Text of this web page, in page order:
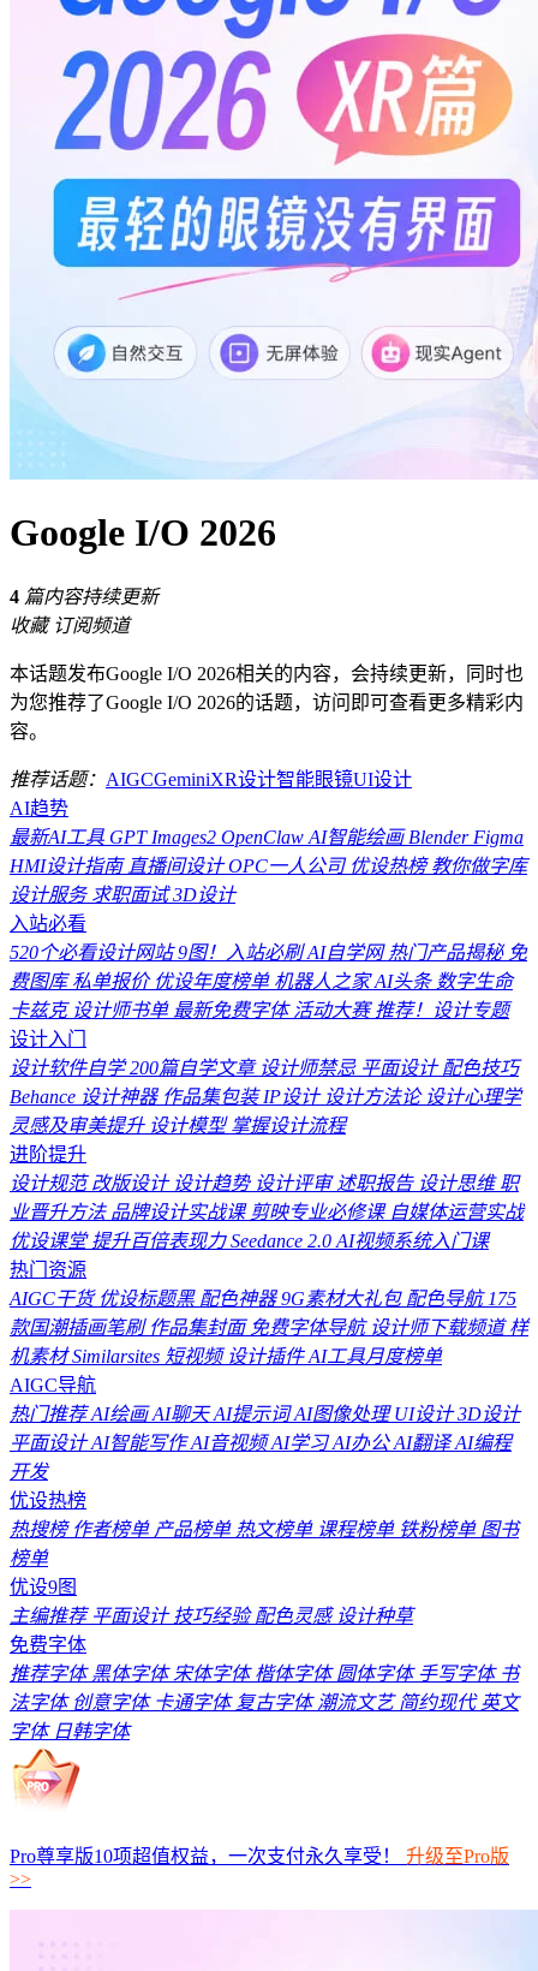
Google I/O 2026
4 篇内容持续更新
收藏 订阅频道
本话题发布Google I/O 2026相关的内容，会持续更新，同时也
为您推荐了Google I/O 2026的话题，访问即可查看更多精彩内
容。
推荐话题： AIGCGeminiXR设计智能眼镜UI设计
AI趋势
最新AI工具 GPT Images2 OpenClaw AI智能绘画BlenderFigma
HMI设计指南直播间设计OPC一人公司优设热榜教你做字库
设计服务求职面试3D设计
入站必看
520个必看设计网站9图！入站必刷AI自学网热门产品揭秘免
费图库私单报价优设年度榜单机器人之家AI头条数字生命
卡兹克设计师书单最新免费字体活动大赛推荐！设计专题
设计入门
设计软件自学200篇自学文章设计师禁忌平面设计配色技巧
Behance 设计神器作品集包装IP设计设计方法论设计心理学
灵感及审美提升设计模型掌握设计流程
进阶提升
设计规范改版设计设计趋势设计评审述职报告设计思维职
业晋升方法品牌设计实战课剪映专业必修课自媒体运营实战
优设课堂提升百倍表现力Seedance 2.0 AI视频系统入门课
热门资源
AIGC干货优设标题黑配色神器9G素材大礼包配色导航175
款国潮插画笔刷作品集封面免费字体导航设计师下载频道样
机素材Similarsites 短视频设计插件AI工具月度榜单
AIGC导航
热门推荐AI绘画AI聊天AI提示词AI图像处理UI设计3D设计
平面设计AI智能写作AI音视频AI学习AI办公AI翻译AI编程
开发
优设热榜
热搜榜作者榜单产品榜单热文榜单课程榜单铁粉榜单图书
榜单
优设9图
主编推荐平面设计技巧经验配色灵感设计种草
免费字体
推荐字体黑体字体宋体字体楷体字体圆体字体手写字体书
法字体创意字体卡通字体复古字体潮流文艺简约现代英文
字体日韩字体
Pro尊享版10项超值权益，一次支付永久享受！ 升级至Pro版
>>